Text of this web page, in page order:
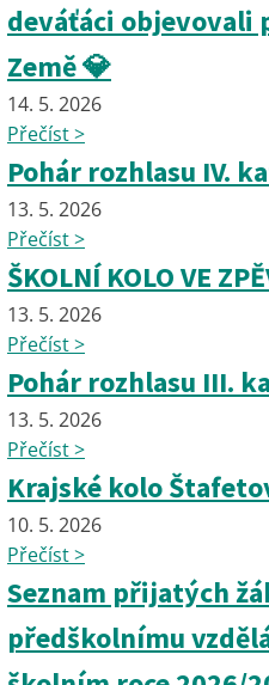
deváťáci objevovali
Země 💎
14. 5. 2026
Přečíst >
Pohár rozhlasu IV.
13. 5. 2026
Přečíst >
ŠKOLNÍ KOLO VE
13. 5. 2026
Přečíst >
Pohár rozhlasu III.
13. 5. 2026
Přečíst >
Krajské kolo
10. 5. 2026
Přečíst >
Seznam přijatých
předškolnímu